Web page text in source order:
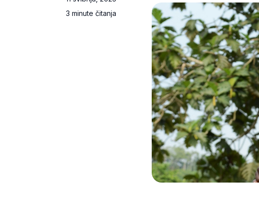
3 minute čitanja